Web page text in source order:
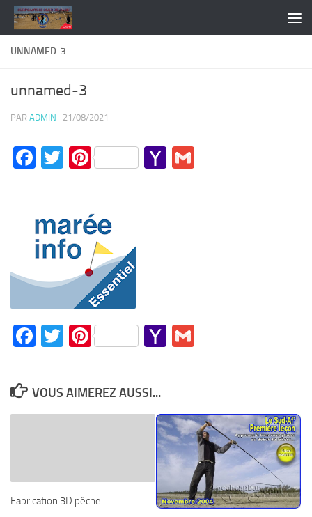
Skip to content
UNNAMED-3
unnamed-3
PAR ADMIN · 21/08/2021
Facebook
TwitterPinterestYahoo
Facebook
TwitterPinterestYahoo
VOUS AIMEREZ AUSSI...
Fabrication 3D pêche